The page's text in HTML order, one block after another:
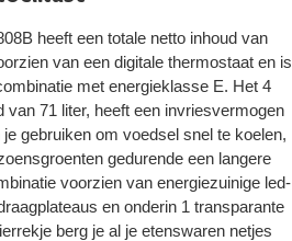
heeft een totale netto inhoud van
van een digitale thermostaat en is
met energieklasse E. Het 4
71 liter, heeft een invriesvermogen
gebruiken om voedsel snel te koelen,
gedurende een langere
voorzien van energiezuinige led-
en onderin 1 transparante
berg je al je etenswaren netjes